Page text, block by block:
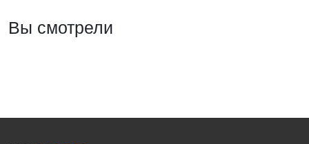
Вы смотрели